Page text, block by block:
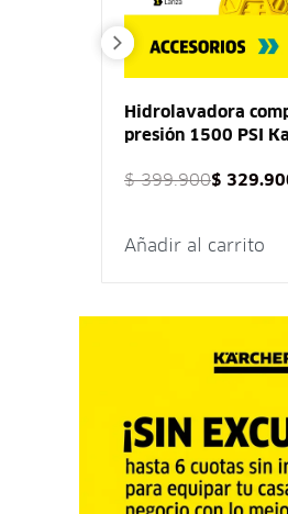
Hidrolavadora
presión 1500 PSI
$399.900$
Añadir al carrito